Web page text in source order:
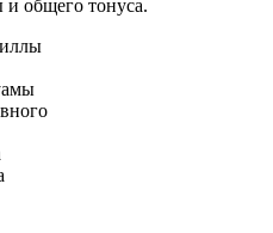
и общего тонуса.